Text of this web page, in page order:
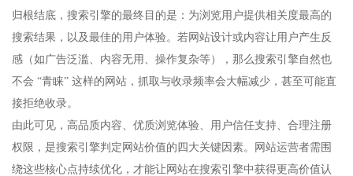
归根结底，搜索引擎的最终目的是：为浏览用户提供相关度最高的
搜索结果，以及最佳的用户体验。若网站设计或内容让用户产生反
感（如广告泛滥、内容无用、操作复杂等），那么搜索引擎自然也
不会 “青睐” 这样的网站，抓取与收录频率会大幅减少，甚至可能直
接拒绝收录。​
由此可见，高品质内容、优质浏览体验、用户信任支持、合理注册
权限，是搜索引擎判定网站价值的四大关键因素。网站运营者需围
绕这些核心点持续优化，才能让网站在搜索引擎中获得更高价值认